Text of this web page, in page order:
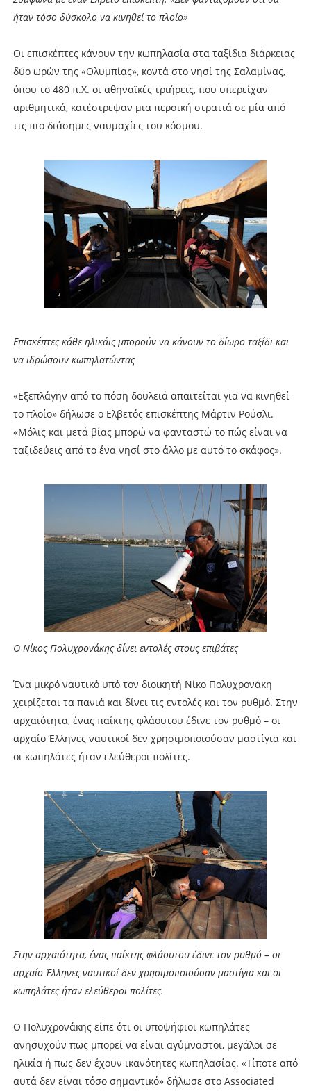
ήταν τόσο δύσκολο να κινηθεί το πλοίο»
Οι επισκέπτες κάνουν την κωπηλασία στα ταξίδια διάρκειας
δύο ωρών της «Ολυμπίας», κοντά στο νησί της Σαλαμίνας,
όπου το 480 π.Χ. οι αθηναϊκές τριήρεις, που υπερείχαν
αριθμητικά, κατέστρεψαν μια περσική στρατιά σε μία από
τις πιο διάσημες ναυμαχίες του κόσμου.
Επισκέπτες κάθε ηλικάις μπορούν να κάνουν το δίωρο ταξίδι και
να ιδρώσουν κωπηλατώντας
«Εξεπλάγην από το πόση δουλειά απαιτείται για να κινηθεί
το πλοίο» δήλωσε ο Ελβετός επισκέπτης Μάρτιν Ρούσλι.
«Μόλις και μετά βίας μπορώ να φανταστώ το πώς είναι να
ταξιδεύεις από το ένα νησί στο άλλο με αυτό το σκάφος».
Ο Νίκος Πολυχρονάκης δίνει εντολές στους επιβάτες
Ένα μικρό ναυτικό υπό τον διοικητή Νίκο Πολυχρονάκη
χειρίζεται τα πανιά και δίνει τις εντολές και τον ρυθμό. Στην
αρχαιότητα, ένας παίκτης φλάουτου έδινε τον ρυθμό – οι
αρχαίο Έλληνες ναυτικοί δεν χρησιμοποιούσαν μαστίγια και
οι κωπηλάτες ήταν ελεύθεροι πολίτες.
Στην αρχαιότητα, ένας παίκτης φλάουτου έδινε τον ρυθμό – οι
αρχαίο Έλληνες ναυτικοί δεν χρησιμοποιούσαν μαστίγια και οι
κωπηλάτες ήταν ελεύθεροι πολίτες.
Ο Πολυχρονάκης είπε ότι οι υποψήφιοι κωπηλάτες
ανησυχούν πως μπορεί να είναι αγύμναστοι, μεγάλοι σε
ηλικία ή πως δεν έχουν ικανότητες κωπηλασίας. «Τίποτε από
αυτά δεν είναι τόσο σημαντικό» δήλωσε στο Associated